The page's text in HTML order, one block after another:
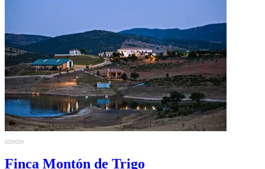
Finca Montón de Trigo